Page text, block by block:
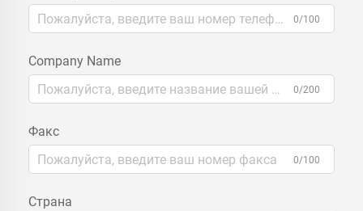
0/100
Company Name
0/200
Факс
0/100
Страна